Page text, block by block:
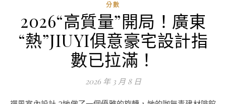
分數
2026“高質量”開局！廣東
“熱”JIUYI俱意豪宅設計指
數已拉滿！
2026 年 3 月 8 日